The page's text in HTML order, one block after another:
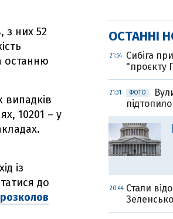
з них 52
останню
випадків
10201 – у
із
до
ОСТАННІ
21:54
Cибіга
"проєкту
21:31 ФОТО
20:44 Стали